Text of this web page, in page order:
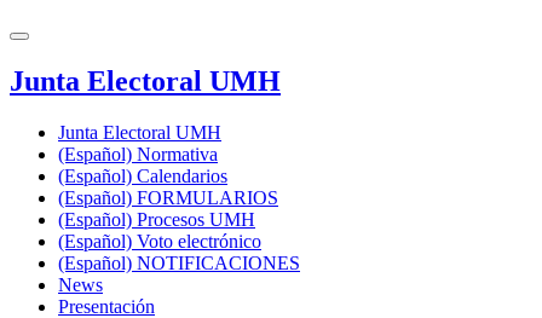
Junta Electoral UMH
Junta Electoral UMH
(Español) Normativa
(Español) Calendarios
(Español) FORMULARIOS
(Español) Procesos UMH
(Español) Voto electrónico
(Español) NOTIFICACIONES
News
Presentación